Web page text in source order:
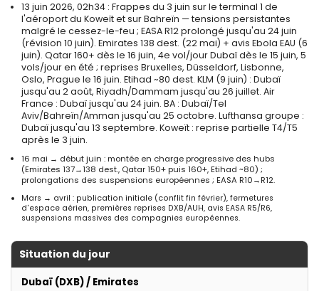
13 juin 2026, 02h34 : Frappes du 3 juin sur le terminal 1 de
l'aéroport du Koweït et sur Bahreïn — tensions persistantes
malgré le cessez-le-feu ; EASA R12 prolongé jusqu'au 24 juin
(révision 10 juin). Emirates 138 dest. (22 mai) + avis Ebola EAU (6
juin). Qatar 160+ dès le 16 juin, 4e vol/jour Dubaï dès le 15 juin, 5
vols/jour en été ; reprises Bruxelles, Düsseldorf, Lisbonne,
Oslo, Prague le 16 juin. Etihad ~80 dest. KLM (9 juin) : Dubaï
jusqu'au 2 août, Riyadh/Dammam jusqu'au 26 juillet. Air
France : Dubaï jusqu'au 24 juin. BA : Dubaï/Tel
Aviv/Bahreïn/Amman jusqu'au 25 octobre. Lufthansa groupe :
Dubaï jusqu'au 13 septembre. Koweït : reprise partielle T4/T5
après le 3 juin.
16 mai → début juin : montée en charge progressive des hubs
(Emirates 137→138 dest., Qatar 150+ puis 160+, Etihad ~80) ;
prolongations des suspensions européennes ; EASA R10→R12.
Mars → avril : publication initiale (conflit fin février), fermetures
d'espace aérien, premières reprises DXB/AUH, avis EASA R5/R6,
suspensions massives des compagnies européennes.
Situation du jour
Dubaï (DXB) / Emirates